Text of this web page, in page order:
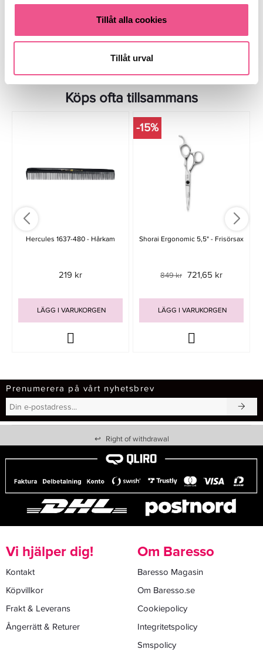
Tillåt alla cookies
Tillåt urval
Köps ofta tillsammans
Hercules 1637-480 - Hårkam
219 kr
LÄGG I VARUKORGEN
-15%
Shorai Ergonomic 5,5" - Frisörsax
849 kr 721,65 kr
LÄGG I VARUKORGEN
Prenumerera på vårt nyhetsbrev
↩ Right of withdrawal
Vi hjälper dig!
Kontakt
Köpvillkor
Frakt & Leverans
Ångerrätt & Returer
Om Baresso
Baresso Magasin
Om Baresso.se
Cookiepolicy
Integritetspolicy
Smspolicy